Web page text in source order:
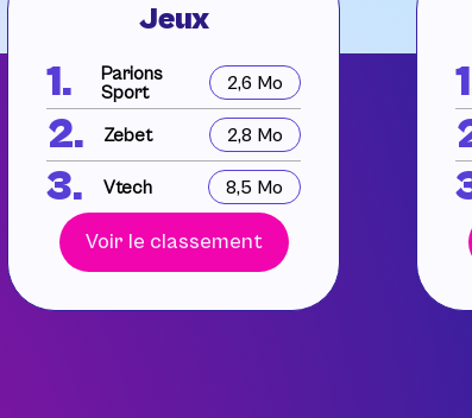
Jeux
1.
Parions
Sport
2,6 Mo
2. Zebet 2,8 Mo
3. Vtech 8,5 Mo
Voir le classement